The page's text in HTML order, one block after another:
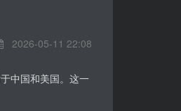
2026-05-11 22:08
中国和美国。这一